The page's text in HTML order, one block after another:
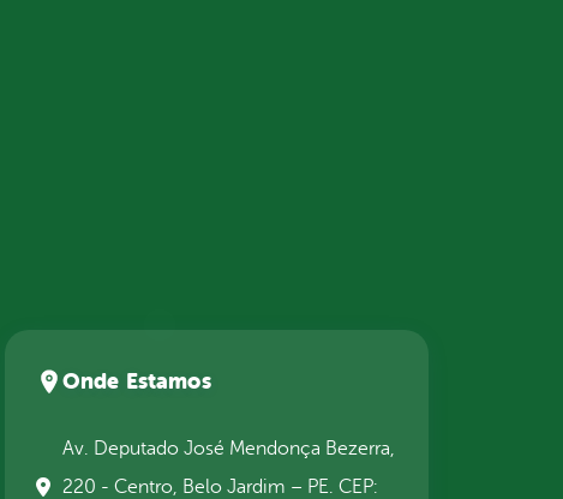
Onde Estamos
Av. Deputado José Mendonça Bezerra,
220 - Centro, Belo Jardim – PE. CEP: